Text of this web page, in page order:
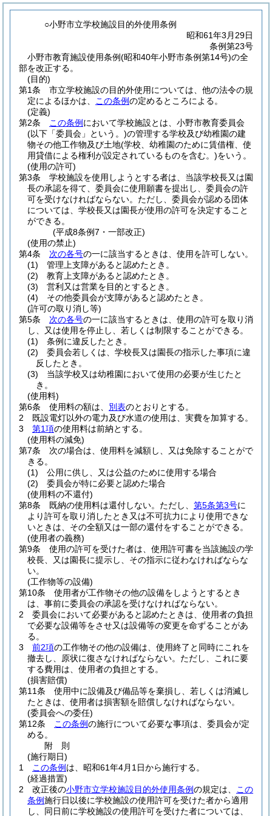
○小野市立学校施設目的外使用条例
昭和61年3月29日
条例第23号
小野市教育施設使用条例(昭和40年小野市条例第14号)の全
部を改正する。
(目的)
第1条
市立学校施設の目的外使用については、他の法令の規
定によるほかは、
この条例の定めるところによる。
(定義)
第2条
この条例 において学校施設とは、小野市教育委員会
(以下「委員会」という。)の管理する学校及び幼稚園の建
物その他工作物及び土地(学校、幼稚園のために賃借権、使
用貸借による権利が設定されているものを含む。)をいう。
(使用の許可)
第3条
学校施設を使用しようとする者は、当該学校長又は園
長の承認を得て、委員会に使用願書を提出し、委員会の許
可を受けなければならない。 ただし、委員会が認める団体
については、学校長又は園長が使用の許可を決定すること
ができる。
(平成8条例7・一部改正)
(使用の禁止)
第4条
次の各号の一に該当するときは、使用を許可しない。
(1)
管理上支障があると認めたとき。
(2)
教育上支障があると認めたとき。
(3)
営利又は営業を目的とするとき。
(4)
その他委員会が支障があると認めたとき。
(許可の取り消し等)
第5条
次の各号の一に該当するときは、使用の許可を取り消
し、又は使用を停止し、若しくは制限することができる。
(1)
条例に違反したとき。
(2)
委員会若しくは、学校長又は園長の指示した事項に違
反したとき。
(3)
当該学校又は幼稚園において使用の必要が生じたと
き。
(使用料)
第6条
使用料の額は、 別表のとおりとする。
2
既設電灯以外の電力及び水道の使用は、実費を加算する。
3
第1項の使用料は前納とする。
(使用料の減免)
第7条
次の場合は、使用料を減額し、又は免除することがで
きる。
(1)
公用に供し、又は公益のために使用する場合
(2)
委員会が特に必要と認めた場合
(使用料の不還付)
第8条
既納の使用料は還付しない。 ただし、 第5条第3号に
より許可を取り消したとき又は不可抗力により使用できな
いときは、その全額又は一部の還付をすることができる。
(使用者の義務)
第9条
使用の許可を受けた者は、使用許可書を当該施設の学
校長、又は園長に提示し、その指示に従わなければならな
い。
(工作物等の設備)
第10条
使用者が工作物その他の設備をしようとするとき
は、事前に委員会の承認を受けなければならない。
2
委員会において必要があると認めたときは、使用者の負担
で必要な設備等をさせ又は設備等の変更を命ずることがあ
る。
3
前2項の工作物その他の設備は、使用終了と同時にこれを
撤去し、原状に復さなければならない。 ただし、これに要
する費用は、使用者の負担とする。
(損害賠償)
第11条
使用中に設備及び備品等を棄損し、若しくは消滅し
たときは、使用者は損害額を賠償しなければならない。
(委員会への委任)
第12条
この条例の施行について必要な事項は、委員会が定
める。
附 則
(施行期日)
1
この条例 は、昭和61年4月1日から施行する。
(経過措置)
2
改正後の小野市立学校施設目的外使用条例の規定は、
この
条例施行日以後に学校施設の使用許可を受けた者から適用
し、同日前に学校施設の使用許可を受けた者については、